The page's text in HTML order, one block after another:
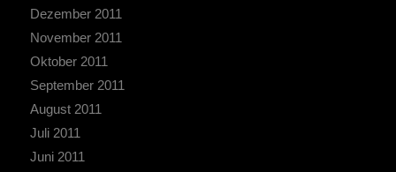
Dezember 2011
November 2011
Oktober 2011
September 2011
August 2011
Juli 2011
Juni 2011